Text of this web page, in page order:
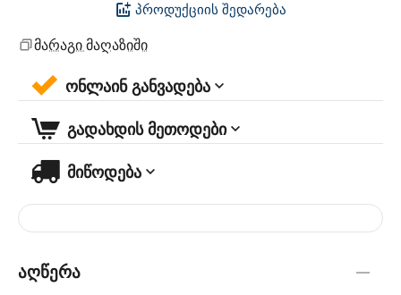
პროდუქციის შედარება
მარაგი მაღაზიში
ონლაინ განვადება
გადახდის მეთოდები
მიწოდება
აღწერა